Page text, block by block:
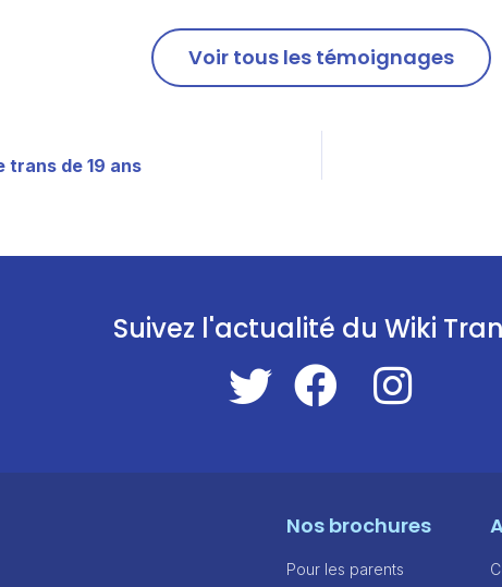
Voir tous les témoignages
trans de 19 ans
Suivez l'actualité du Wiki
Nos brochures
Pour les parents